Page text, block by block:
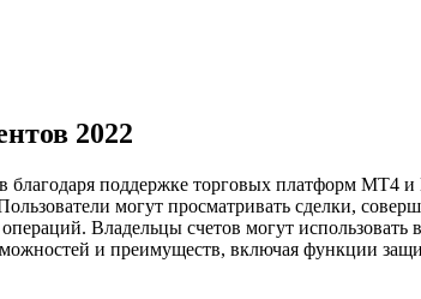
2022
благодаря поддержке торговых платформ MT4
могут просматривать сделки,
Владельцы счетов могут использовать
и преимуществ, включая функции